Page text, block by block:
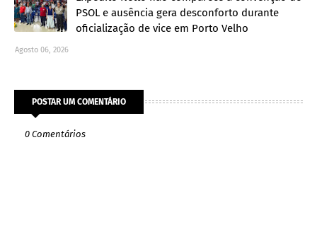
PSOL e ausência gera desconforto durante
oficialização de vice em Porto Velho
Agosto 06, 2026
POSTAR UM COMENTÁRIO
0 Comentários